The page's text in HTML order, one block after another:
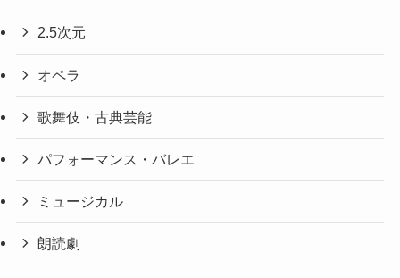
2.5次元
オペラ
歌舞伎・古典芸能
パフォーマンス・バレエ
ミュージカル
朗読劇